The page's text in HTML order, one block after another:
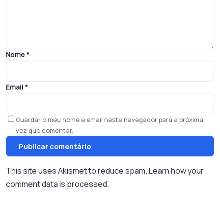
Nome *
Email *
Guardar o meu nome e email neste navegador para a próxima
vez que comentar.
This site uses Akismet to reduce spam.Learn how your
comment data is processed.